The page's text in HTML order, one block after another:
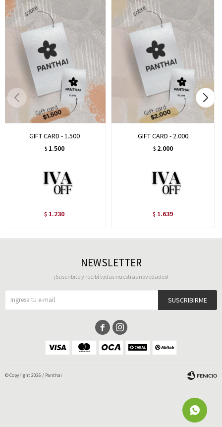
GIFT CARD - 1.500
$ 1.500
$ 1.230
GIFT CARD - 2.000
$ 2.000
$ 1.639
NEWSLETTER
¡Suscribite y recibí todas nuestras novedades!
SUSCRIBIRME
 
© Copyright 2026 / Panthai